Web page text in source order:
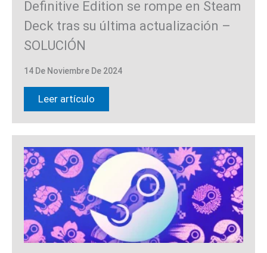
Definitive Edition se rompe en Steam
Deck tras su última actualización –
SOLUCIÓN
14 De Noviembre De 2024
Leer artículo